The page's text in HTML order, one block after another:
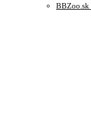
BBZoo.sk